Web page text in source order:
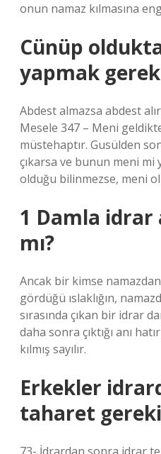
onun namaz kılmasına
Cünüp
yapmak
Abdest almazsa abdest
Mesele 347 – Meni
müstehaptır. Gusülden
çıkarsa ve bunun meni mi
olduğu bilinmezse, meni
1 Damla idrar
mı?
Ancak bir kimse
gördüğü ıslaklığın,
sırasında çıkan bir idrar
daha sonra çıktığı anı
kılmış sayılır.
Erkekler
taharet